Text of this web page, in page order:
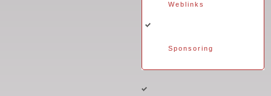
Weblinks
Sponsoring